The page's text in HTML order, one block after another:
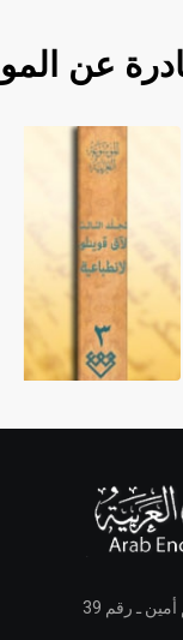
عن
ـ رقم 39